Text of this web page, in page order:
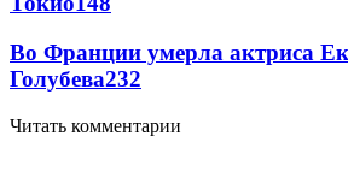
Во Франции умерла актриса
Голубева232
Читать комментарии